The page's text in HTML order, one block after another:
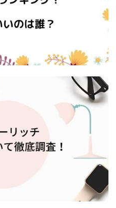
！再販や種類・価格を徹底調査！